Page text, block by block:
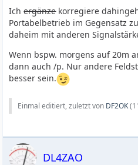
Ichergänzekorregiere
Portabelbetrieb im Gegensatz
daheim mit anderen
Wenn bspw. morgens auf 20m
dann auch /p. Nur andere
besser sein.
Einmal editiert, zuletzt von DF2OK(
DL4ZAO